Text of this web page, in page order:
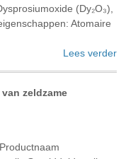
(Dy₂O₃),
‌Atomaire
Lees verder
zeldzame